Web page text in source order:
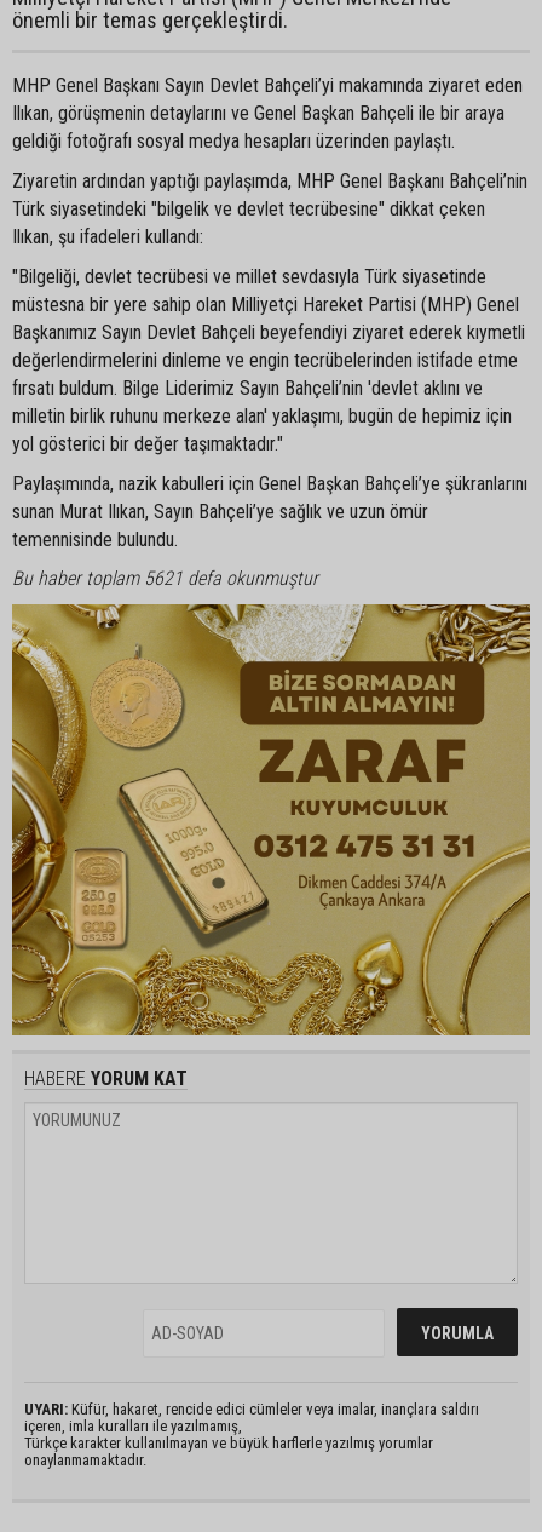
önemli bir temas gerçekleştirdi.
MHP Genel Başkanı Sayın Devlet Bahçeli’yi makamında ziyaret eden
Ilıkan, görüşmenin detaylarını ve Genel Başkan Bahçeli ile bir araya
geldiği fotoğrafı sosyal medya hesapları üzerinden paylaştı.
Ziyaretin ardından yaptığı paylaşımda, MHP Genel Başkanı Bahçeli’nin
Türk siyasetindeki "bilgelik ve devlet tecrübesine" dikkat çeken
Ilıkan, şu ifadeleri kullandı:
"Bilgeliği, devlet tecrübesi ve millet sevdasıyla Türk siyasetinde
müstesna bir yere sahip olan Milliyetçi Hareket Partisi (MHP) Genel
Başkanımız Sayın Devlet Bahçeli beyefendiyi ziyaret ederek kıymetli
değerlendirmelerini dinleme ve engin tecrübelerinden istifade etme
fırsatı buldum. Bilge Liderimiz Sayın Bahçeli’nin 'devlet aklını ve
milletin birlik ruhunu merkeze alan' yaklaşımı, bugün de hepimiz için
yol gösterici bir değer taşımaktadır."
Paylaşımında, nazik kabulleri için Genel Başkan Bahçeli’ye şükranlarını
sunan Murat Ilıkan, Sayın Bahçeli’ye sağlık ve uzun ömür
temennisinde bulundu.
Bu haber toplam 5621 defa okunmuştur
HABERE YORUM KAT
UYARI: Küfür, hakaret, rencide edici cümleler veya imalar, inançlara saldırı
içeren, imla kuralları ile yazılmamış,
Türkçe karakter kullanılmayan ve büyük harflerle yazılmış yorumlar
onaylanmamaktadır.